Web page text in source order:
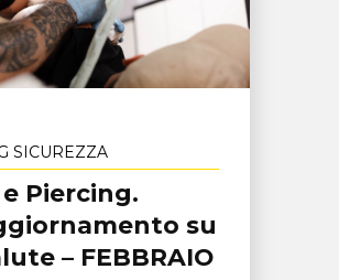
SICUREZZA
Piercing.
su
– FEBBRAIO